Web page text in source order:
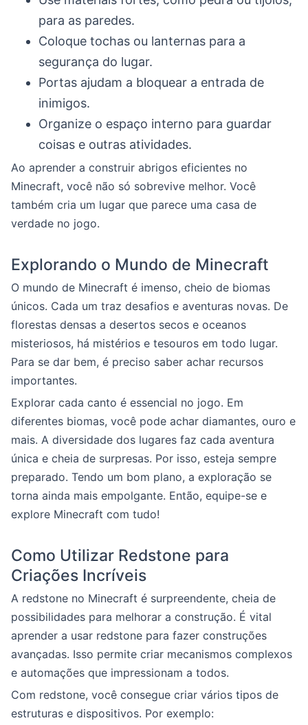
para as paredes.
Coloque tochas ou lanternas para a
segurança do lugar.
Portas ajudam a bloquear a entrada de
inimigos.
Organize o espaço interno para guardar
coisas e outras atividades.
Ao aprender a construir abrigos eficientes no
Minecraft, você não só sobrevive melhor. Você
também cria um lugar que parece uma casa de
verdade no jogo.
Explorando o Mundo de Minecraft
O mundo de Minecraft é imenso, cheio de biomas
únicos. Cada um traz desafios e aventuras novas. De
florestas densas a desertos secos e oceanos
misteriosos, há mistérios e tesouros em todo lugar.
Para se dar bem, é preciso saber achar recursos
importantes.
Explorar cada canto é essencial no jogo. Em
diferentes biomas, você pode achar diamantes, ouro e
mais. A diversidade dos lugares faz cada aventura
única e cheia de surpresas. Por isso, esteja sempre
preparado. Tendo um bom plano, a exploração se
torna ainda mais empolgante. Então, equipe-se e
explore Minecraft com tudo!
Como Utilizar Redstone para
Criações Incríveis
A redstone no Minecraft é surpreendente, cheia de
possibilidades para melhorar a construção. É vital
aprender a usar redstone para fazer construções
avançadas. Isso permite criar mecanismos complexos
e automações que impressionam a todos.
Com redstone, você consegue criar vários tipos de
estruturas e dispositivos. Por exemplo: